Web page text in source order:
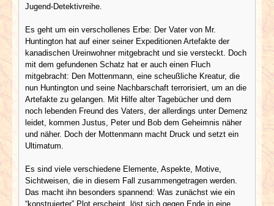
Jugend-Detektivreihe.
Es geht um ein verschollenes Erbe: Der Vater von Mr.
Huntington hat auf einer seiner Expeditionen Artefakte der
kanadischen Ureinwohner mitgebracht und sie versteckt. Doch
mit dem gefundenen Schatz hat er auch einen Fluch
mitgebracht: Den Mottenmann, eine scheußliche Kreatur, die
nun Huntington und seine Nachbarschaft terrorisiert, um an die
Artefakte zu gelangen. Mit Hilfe alter Tagebücher und dem
noch lebenden Freund des Vaters, der allerdings unter Demenz
leidet, kommen Justus, Peter und Bob dem Geheimnis näher
und näher. Doch der Mottenmann macht Druck und setzt ein
Ultimatum.
Es sind viele verschiedene Elemente, Aspekte, Motive,
Sichtweisen, die in diesem Fall zusammengetragen werden.
Das macht ihn besonders spannend: Was zunächst wie ein
“konstruierter” Plot erscheint, löst sich gegen Ende in eine